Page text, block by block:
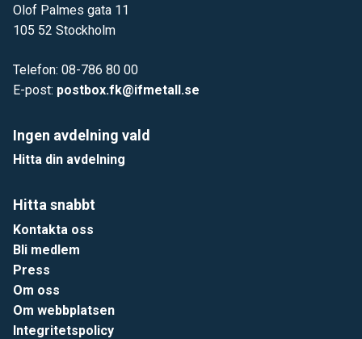
Olof Palmes gata 11
105 52 Stockholm
Telefon: 08-786 80 00
E-post: postbox.fk@ifmetall.se
Ingen avdelning vald
Hitta din avdelning
Hitta snabbt
Kontakta oss
Bli medlem
Press
Om oss
Om webbplatsen
Integritetspolicy